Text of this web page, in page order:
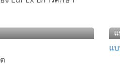
แ
แ